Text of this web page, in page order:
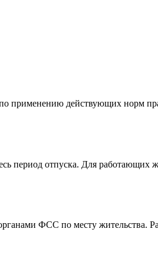
применению действующих норм
период отпуска. Для работающих
ФСС по месту жительства.